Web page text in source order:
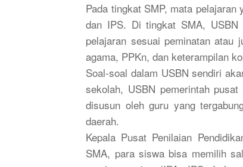
Pada tingkat SMP, mata
dan IPS. Di tingkat SMA,
pelajaran sesuai peminatan atau
agama, PPKn, dan keterampilan
Soal-soal dalam USBN sendiri
sekolah, USBN pemerintah
disusun oleh guru yang
daerah.
Kepala Pusat Penilaian
SMA, para siswa bisa memilih